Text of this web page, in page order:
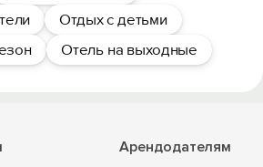
Отдых с детьми
Отель на выходные
Арендодателям